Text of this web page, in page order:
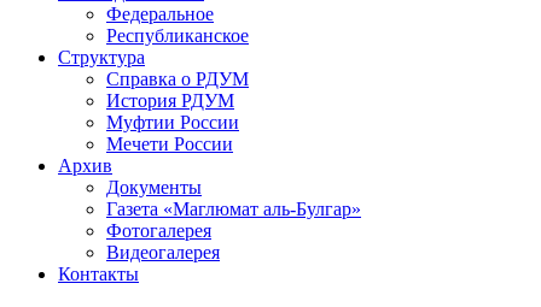
Федеральное
Республиканское
Структура
Справка о РДУМ
История РДУМ
Муфтии России
Мечети России
Архив
Документы
Газета «Маглюмат аль-Булгар»
Фотогалерея
Видеогалерея
Контакты